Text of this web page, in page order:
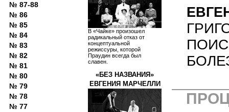
В «Чайке» произошел
радикальный отказ от
концептуальной
режиссуры, которой
Праудин всегда был
славен.
«БЕЗ НАЗВАНИЯ»
ЕВГЕНИЯ МАРЧЕЛЛИ
№ 87-88
№ 86
№ 85
№ 84
№ 83
№ 82
№ 81
№ 80
№ 79
№ 78
№ 77